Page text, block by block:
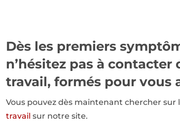
Dès les premiers
n’hésitez pas à
travail, formés pour vous
Vous pouvez dès maintenant chercher sur
travail sur notre site.